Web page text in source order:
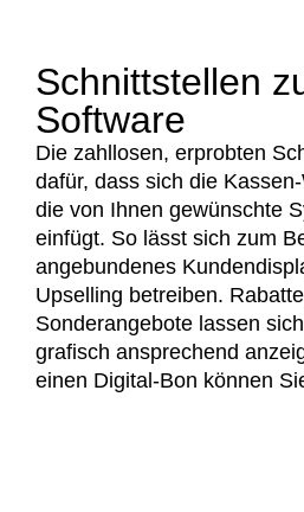
Schnittstellen
Software
Die zahllosen, erprobten
dafür, dass sich die
die von Ihnen gewünschte
einfügt. So lässt sich zum
angebundenes
Upselling betreiben.
Sonderangebote lassen
grafisch ansprechend
einen Digital-Bon können